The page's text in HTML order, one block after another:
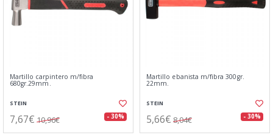
Martillo carpintero m/fibra
680gr.29mm.
STEIN
7,67€ 10,96€ - 30%
Martillo ebanista m/fibra 300gr.
22mm.
STEIN
5,66€ 8,04€ - 30%